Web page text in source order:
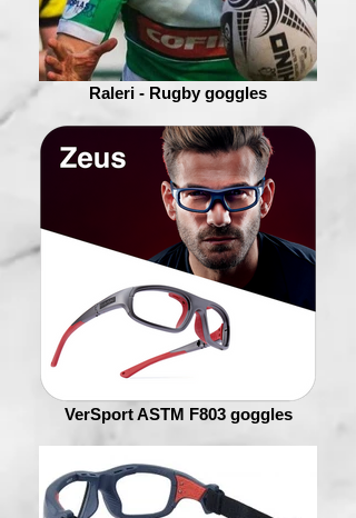
Raleri - Rugby goggles
VerSport ASTM F803 goggles